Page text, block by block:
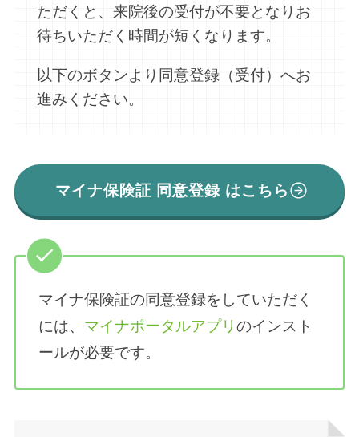
ただくと、来院後の受付が不要となりお
待ちいただく時間が短くなります。
以下のボタンより同意登録（受付）へお
進みください。
マイナ保険証 同意登録 はこちら
マイナ保険証の同意登録をしていただく
には、 マイナポータルアプリのインスト
ールが必要です。